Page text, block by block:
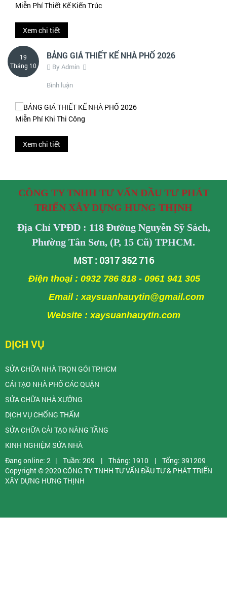
Miễn Phí Thiết Kế Kiến Trúc
Xem chi tiết
19
Tháng 10
BẢNG GIÁ THIẾT KẾ NHÀ PHỐ 2026
By Admin
Bình luận
Miễn Phí Khi Thi Công
Xem chi tiết
CÔNG TY TNHH TƯ VẤN ĐẦU TƯ PHÁT
TRIỂN XÂY DỰNG HƯNG THỊNH
Địa Chỉ VPĐD : 118 Đường Nguyễn Sỹ Sách,
Phường Tân Sơn, (P, 15 Cũ) TPHCM.
MST : 0317 352 716
Điện thoại : 0932 786 818 - 0961 941 305
Email : xaysuanhauytin@gmail.com
Website : xaysuanhauytin.com
DỊCH VỤ
SỬA CHỮA NHÀ TRỌN GÓI TP.HCM
CẢI TẠO NHÀ PHỐ CÁC QUẬN
SỬA CHỮA NHÀ XƯỞNG
DỊCH VỤ CHỐNG THẤM
SỬA CHỮA CẢI TẠO NÂNG TẦNG
KINH NGHIỆM SỬA NHÀ
Đang online: 2 | Tuần: 209 | Tháng: 1910 | Tổng: 391209
Copyright © 2020CÔNG TY TNHH TƯ VẤN ĐẦU TƯ & PHÁT TRIỂN
XÂY DỰNG HƯNG THỊNH